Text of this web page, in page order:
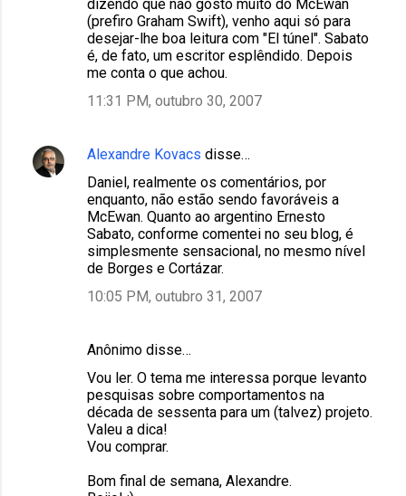
dizendo que não gosto muito do McEwan
(prefiro Graham Swift), venho aqui só para
desejar-lhe boa leitura com "El túnel". Sabato
é, de fato, um escritor esplêndido. Depois
me conta o que achou.
11:31 PM, outubro 30, 2007
Alexandre Kovacs disse…
Daniel, realmente os comentários, por
enquanto, não estão sendo favoráveis a
McEwan. Quanto ao argentino Ernesto
Sabato, conforme comentei no seu blog, é
simplesmente sensacional, no mesmo nível
de Borges e Cortázar.
10:05 PM, outubro 31, 2007
Anônimo disse…
Vou ler. O tema me interessa porque levanto
pesquisas sobre comportamentos na
década de sessenta para um (talvez) projeto.
Valeu a dica!
Vou comprar.
Bom final de semana, Alexandre.